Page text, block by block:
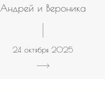
Андрей и Вероника
24 октября 2025